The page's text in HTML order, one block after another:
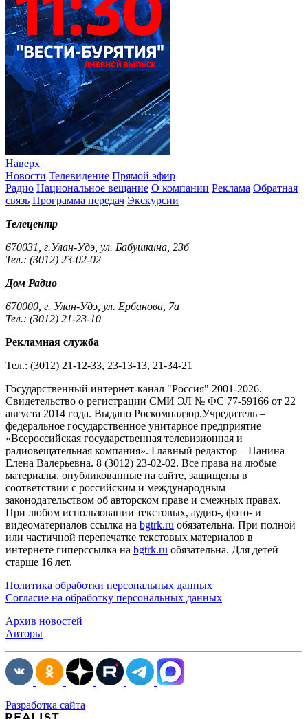
Наверх
Новости Телевидение Прямой эфир
Радио Национальное вещание О компании Реклама Обратная
связь Программа передач Экскурсии
Телецентр
670031, г.Улан-Удэ, ул. Бабушкина, 23б
Тел.: (3012) 23-02-02
Дом Радио
670000, г. Улан-Удэ, ул. Ербанова, 7а
Тел.: (3012) 21-23-10
Рекламная служба
Тел.: (3012) 21-12-33, 23-13-13, 21-34-21
Государственный интернет-канал "Россия" 2001-2026.
Cвидетельство о регистрации СМИ ЭЛ № ФС 77-59166 от 22
августа 2014 года. Выдано Роскомнадзор.Учредитель –
федеральное государственное унитарное предприятие
«Всероссийская государственная телевизионная и
радиовещательная компания». Главный редактор – Панина
Елена Валерьевна. 8 (3012) 23-02-02. Все права на любые
материалы, опубликованные на сайте, защищены в
соответствии с российским и международным
законодательством об авторском праве и смежных правах.
При любом использовании текстовых, аудио-, фото- и
видеоматериалов ссылка на bgtrk.ru обязательна. При полной
или частичной перепечатке текстовых материалов в
интернете гиперссылка на bgtrk.ru обязательна. Для детей
старше 16 лет.
Политика обработки персональных данных
Согласие на обработку персональных данных
Архив новостей
Авторы
Разработка сайта